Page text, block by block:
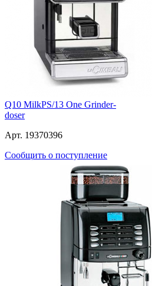
Q10 MilkPS/13 One Grinder-
doser
Арт. 19370396
Сообщить о поступление